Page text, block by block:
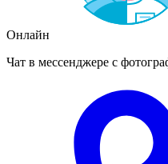
Онлайн
Чат в мессенджере с